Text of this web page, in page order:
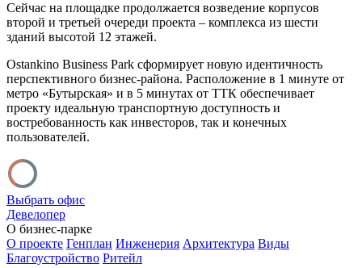
Сейчас на площадке продолжается возведение корпусов
второй и третьей очереди проекта – комплекса из шести
зданий высотой 12 этажей.
Ostankino Business Park сформирует новую идентичность
перспективного бизнес-района. Расположение в 1 минуте от
метро «Бутырская» и в 5 минутах от ТТК обеспечивает
проекту идеальную транспортную доступность и
востребованность как инвесторов, так и конечных
пользователей.
Выбрать офис
Девелопер
О бизнес-парке
О проекте Генплан Инженерия Архитектура Виды
Благоустройство Ритейл